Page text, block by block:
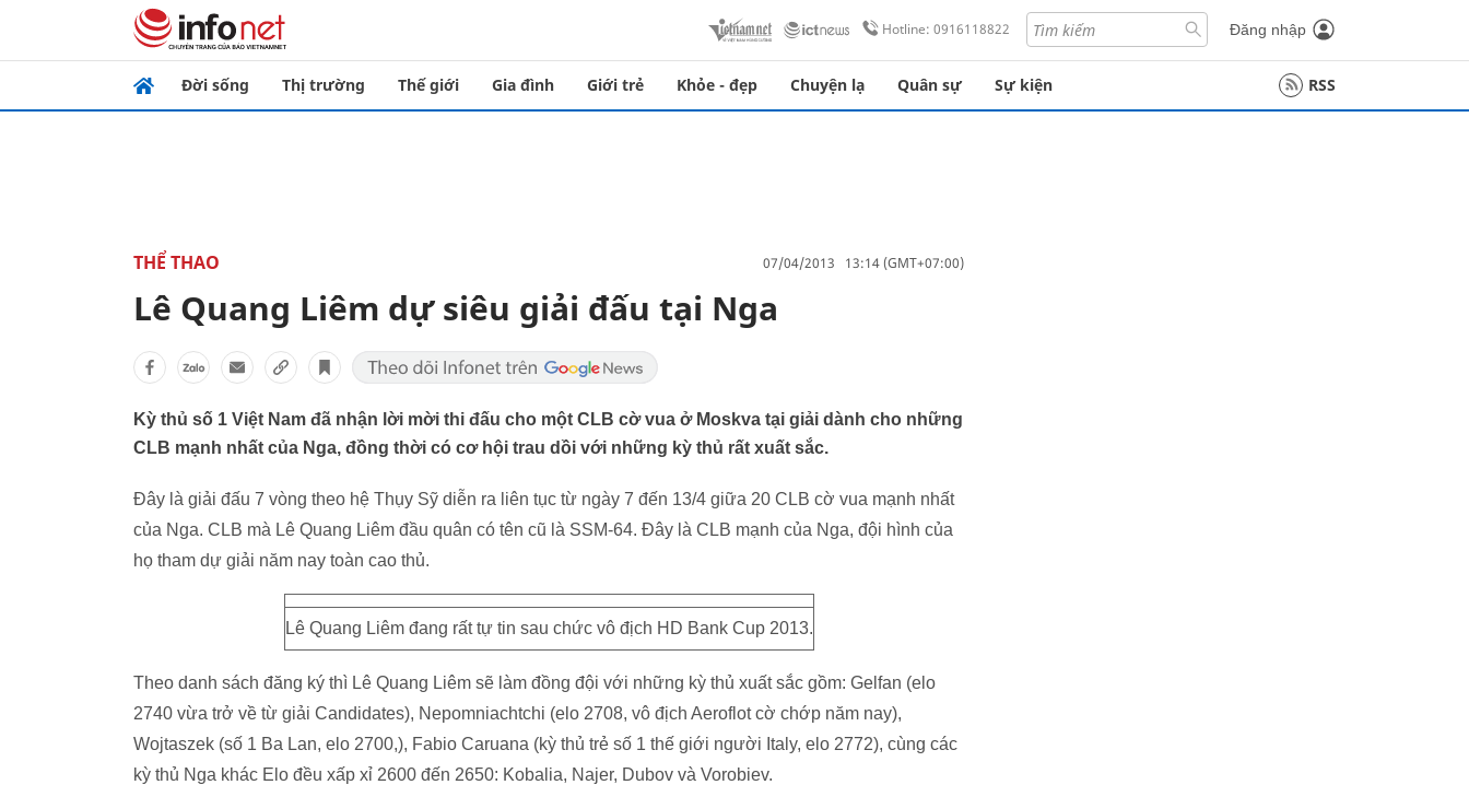
Hotline: 0916118822 Đăng nhập
Đời sống Thị trường Thế giới Gia đình Giới trẻ Khỏe - đẹp Chuyện lạ Quân sự Sự kiện RSS
THỂ THAO 07/04/2013 13:14 (GMT+07:00)
Lê Quang Liêm dự siêu giải đấu tại Nga
Kỳ thủ số 1 Việt Nam đã nhận lời mời thi đấu cho một CLB cờ vua ở Moskva tại giải dành cho những
CLB mạnh nhất của Nga, đồng thời có cơ hội trau dồi với những kỳ thủ rất xuất sắc.
Đây là giải đấu 7 vòng theo hệ Thụy Sỹ diễn ra liên tục từ ngày 7 đến 13/4 giữa 20 CLB cờ vua mạnh nhất
của Nga. CLB mà Lê Quang Liêm đầu quân có tên cũ là SSM-64. Đây là CLB mạnh của Nga, đội hình của
họ tham dự giải năm nay toàn cao thủ.
Lê Quang Liêm đang rất tự tin sau chức vô địch HD Bank Cup 2013.
Theo danh sách đăng ký thì Lê Quang Liêm sẽ làm đồng đội với những kỳ thủ xuất sắc gồm: Gelfan (elo
2740 vừa trở về từ giải Candidates), Nepomniachtchi (elo 2708, vô địch Aeroflot cờ chớp năm nay),
Wojtaszek (số 1 Ba Lan, elo 2700,), Fabio Caruana (kỳ thủ trẻ số 1 thế giới người Italy, elo 2772), cùng các
kỳ thủ Nga khác Elo đều xấp xỉ 2600 đến 2650: Kobalia, Najer, Dubov và Vorobiev.